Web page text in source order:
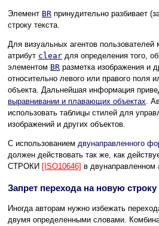
Элемент BR принудительно разбивает
строку текста.
Для визуальных агентов пользователей
атрибут clear для определения того,
элементом BR разметка изображения и
относительно левого или правого поля
объекта. Дальнейшая информация
выравнивании и плавающих объектах.
использовать таблицы стилей для
изображений и других объектов.
С использованием двунаправленного
должен действовать так же, как
СТРОКИ [ISO10646] в двунаправленном
Запрет перехода на новую строку
Иногда авторам нужно избежать
двумя определенными словами.